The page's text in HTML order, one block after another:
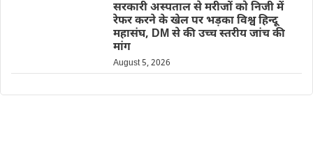
सरकारी अस्पताल से मरीजों को निजी में
रेफर करने के खेल पर भड़का विश्व हिन्दू
महासंघ, DM से की उच्च स्तरीय जांच की
मांग
August 5, 2026